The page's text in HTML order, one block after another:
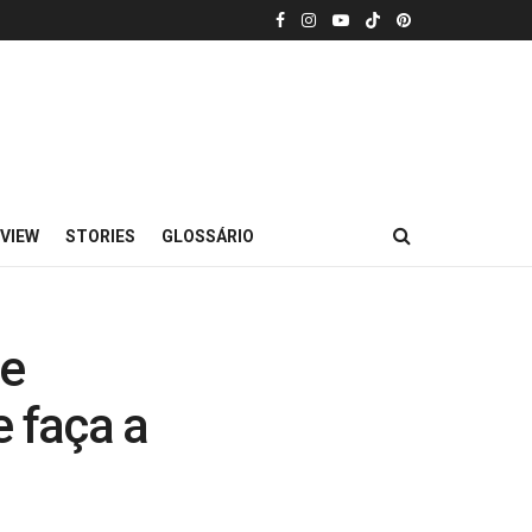
STORIES GLOSSÁRIO
faça a